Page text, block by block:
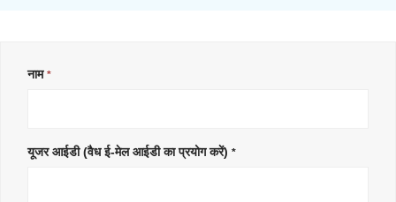
नाम *
यूजर आईडी (वैध ई-मेल आईडी का प्रयोग करें) *